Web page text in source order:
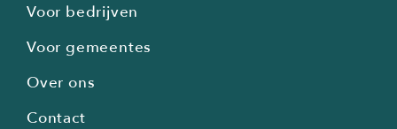
Voor bedrijven
Voor gemeentes
Over ons
Contact